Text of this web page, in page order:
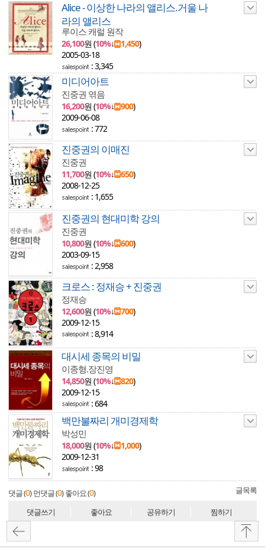
Alice - 이상한 나라의 앨리스.거울 나
라의 앨리스
루이스 캐럴 원작
26,100원 (10%↓ 1,450)
2005-03-18
: 3,345
미디어아트
진중권 엮음
16,200원 (10%↓ 900)
2009-06-08
: 772
진중권의 이매진
진중권
11,700원 (10%↓ 650)
2008-12-25
: 1,655
진중권의 현대미학 강의
진중권
10,800원 (10%↓ 600)
2003-09-15
: 2,958
크로스 : 정재승 + 진중권
정재승
12,600원 (10%↓ 700)
2009-12-15
: 8,914
대시세 종목의 비밀
이종형.장진영
14,850원 (10%↓ 820)
2009-12-15
: 684
백만불짜리 개미경제학
박성민
18,000원 (10%↓ 1,000)
2009-12-31
: 98
댓글 (0) 먼댓글 (0) 좋아요 (0) 글목록
댓글쓰기 좋아요 공유하기 찜하기